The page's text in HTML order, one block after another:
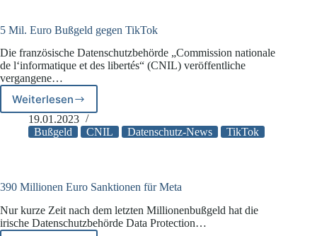
5 Mil. Euro Bußgeld gegen TikTok
Die französische Datenschutzbehörde „Commission nationale
de l‘informatique et des libertés“ (CNIL) veröffentliche
vergangene…
Weiterlesen
5
Mil.
Euro
19.01.2023
Bußgeld
CNIL Datenschutz-News TikTok
390 Millionen Euro Sanktionen für Meta
Nur kurze Zeit nach dem letzten Millionenbußgeld hat die
irische Datenschutzbehörde Data Protection…